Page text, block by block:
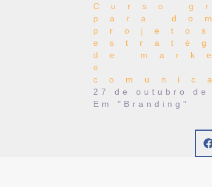
Curso
para
de
e
27 de outubro de
Em "Branding"